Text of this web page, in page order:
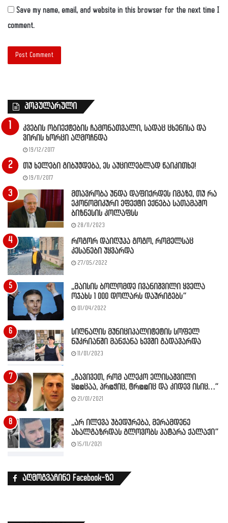
Save my name, email, and website in this browser for the next time I
comment.
პოპულარული
კვების ობიექტების ჩამონათვალი, სადაც ცხენისა და
ვირის ხორცი აღმოჩნდა
19/12/2017
თუ ხელები გიბუჟდება, ეს აუცილებლად წაიკითხე!
19/11/2017
მთავრობა უნდა დაფიქრდეს იმაზე, თუ რა
ეკონომიკური ეფექტი ექნება სათამაშო
ბიზნესის კოლაფსს
28/11/2023
როგორ დაიღუპა გოგო, რომელსაც
კესანები უყვარდა
27/05/2022
,,მაისის ბოლომდე ივანიშვილი ყველა
ოჯახს 1 000 დოლარს დაურიგებს”
01/04/2022
სიღნაღის მუნიციპალიტეტის სოფელ
ნუკრიანში მანქანა ხევში გადავარდა
11/01/2023
,,გავივეთ, რომ ალეკო ელისაშვილი
ყ@@ცაა, პრ@ჭიც, ტრ@@იც და კიდევ ისიც…”
21/01/2021
,,არ ილევა უბედურება, მერამდენე
ახალგაზრდას გლოვობს პატარა ქალაქი”
15/11/2021
აღმოგვაჩინე Facebook-ზე